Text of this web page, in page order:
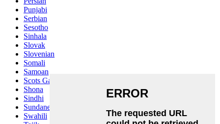
Punjabi
Serbian
Sesotho
Sinhala
Slovak
Slovenian
Somali
Samoan
Scots Gaelic
Shona
Sindhi
Sundanese
Swahili